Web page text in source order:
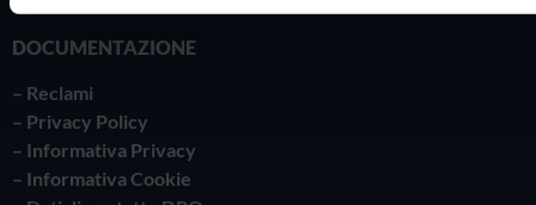
DOCUMENTAZIONE
– Reclami
– Privacy Policy
– Informativa Privacy
– Informativa Cookie